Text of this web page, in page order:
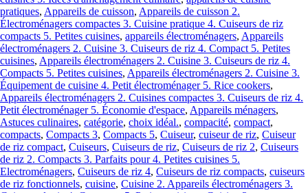
pratiques, Appareils de cuisson, Appareils de cuisson 2.
Électroménagers compactes 3. Cuisine pratique 4. Cuiseurs de riz
compacts 5. Petites cuisines, appareils électroménagers, Appareils
électroménagers 2. Cuisine 3. Cuiseurs de riz 4. Compact 5. Petites
cuisines, Appareils électroménagers 2. Cuisine 3. Cuiseurs de riz 4.
Compacts 5. Petites cuisines, Appareils électroménagers 2. Cuisine 3.
Équipement de cuisine 4. Petit électroménager 5. Rice cookers,
Appareils électroménagers 2. Cuisines compactes 3. Cuiseurs de riz 4.
Petit électroménager 5. Économie d'espace, Appareils ménagers,
Astuces culinaires, catégorie, choix idéal., compacité, compact,
compacts, Compacts 3, Compacts 5, Cuiseur, cuiseur de riz, Cuiseur
de riz compact, Cuiseurs, Cuiseurs de riz, Cuiseurs de riz 2, Cuiseurs
de riz 2. Compacts 3. Parfaits pour 4. Petites cuisines 5.
Electroménagers, Cuiseurs de riz 4, Cuiseurs de riz compacts, cuiseurs
de riz fonctionnels, cuisine, Cuisine 2. Appareils électroménagers 3.